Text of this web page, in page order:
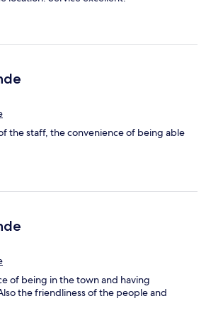
the staff, the convenience of being able
of being in the town and having
the friendliness of the people and